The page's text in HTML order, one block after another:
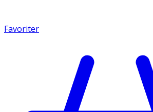
Favoriter